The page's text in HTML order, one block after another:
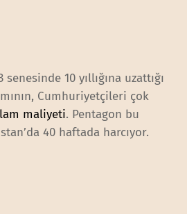
10 yıllığına uzattığı
Cumhuriyetçileri çok
maliyeti. Pentagon bu
40 haftada harcıyor.